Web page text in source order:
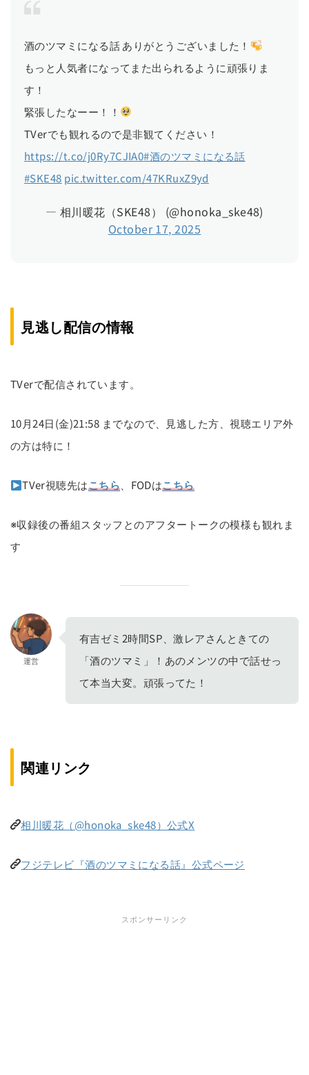
酒のツマミになる話 ありがとうございました！
もっと人気者になってまた出られるように頑張りま
す！
緊張したなーー！！
TVerでも観れるので是非観てください！
https://t.co/j0Ry7CJIA0#酒のツマミになる話
#SKE48 pic.twitter.com/47KRuxZ9yd
— 相川暖花（SKE48） (@honoka_ske48)
October 17, 2025
見逃し配信の情報
TVerで配信されています。
10月24日(金)21:58 までなので、見逃した方、視聴エリア外
の方は特に！
TVer視聴先はこちら 、FODはこちら
※収録後の番組スタッフとのアフタートークの模様も観れま
す
運営
有吉ゼミ2時間SP、激レアさんときての
「酒のツマミ」！あのメンツの中で話せっ
て本当大変。頑張ってた！
関連リンク
相川暖花（@honoka_ske48）公式X
フジテレビ『酒のツマミになる話』公式ページ
スポンサーリンク